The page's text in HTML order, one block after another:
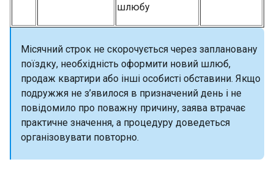
шлюбу
Місячний строк не скорочується через заплановану
поїздку, необхідність оформити новий шлюб,
продаж квартири або інші особисті обставини. Якщо
подружжя не з’явилося в призначений день і не
повідомило про поважну причину, заява втрачає
практичне значення, а процедуру доведеться
організовувати повторно.